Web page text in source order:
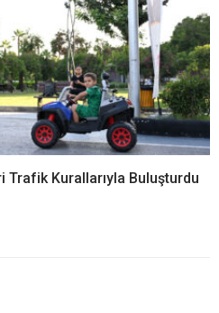
Kurallarıyla Buluşturdu